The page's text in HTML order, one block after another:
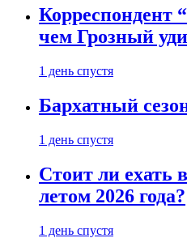
Корреспондент
чем Грозный
1 день спустя
Бархатный
1 день спустя
Стоит ли ехать
летом 2026 года?
1 день спустя